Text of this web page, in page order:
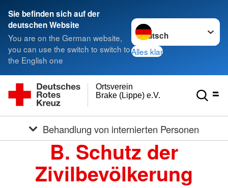
Sie befinden sich auf der
deutschen Website
You are on the German website,
you can use the switch to switch to
the English one
Sprache wechseln zu
Alles klar
Brake (Lippe) e.V.
Ortsverein
Behandlung von internierten Personen
B. Schutz der
Zivilbevölkerung